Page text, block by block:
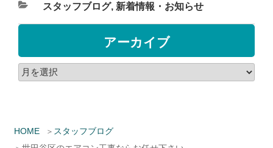
HOME
スタッフブログ
スタッフブログ, 新着情報・お知らせ
アーカイブ